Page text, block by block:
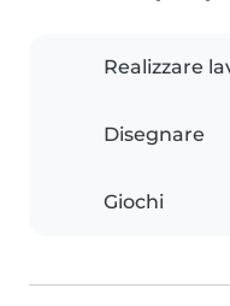
Realizzare
Disegnare
Giochi